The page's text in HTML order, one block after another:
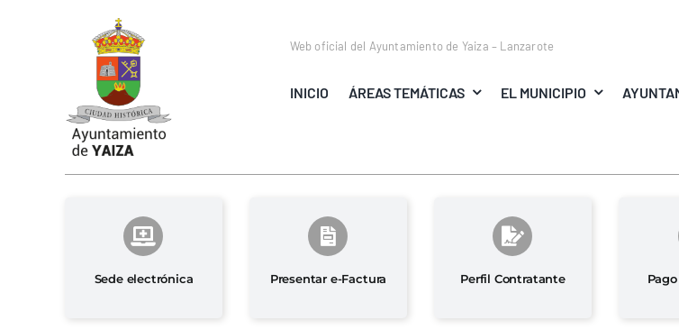
Web oficial del Ayuntamiento de Yaiza – Lanzarote
INICIO ÁREAS TEMÁTICAS EL MUNICIPIO
Sede electrónica Presentar e-Factura Perfil Contratante